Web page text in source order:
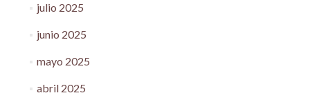
julio 2025
junio 2025
mayo 2025
abril 2025